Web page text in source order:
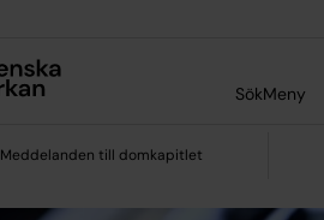
SökMeny
Meddelanden till domkapitlet